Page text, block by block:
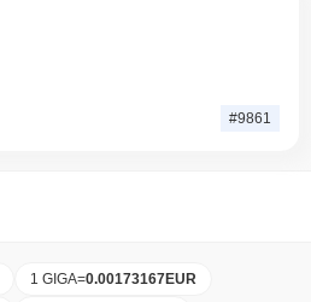
#9861
1 GIGA=0.00173167EUR